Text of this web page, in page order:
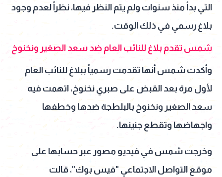
التي بدأ منذ سنوات ولم يتم النظر فيها، نظراً لعدم وجود
بلاغ رسمي في ذلك الوقت.
شمس تقدم بلاغ للنائب العام ضد سعد الصغير ونخنوخ
وأكدت شمس أنها تقدمت رسمياً ببلاغ للنائب العام
لأول مرة بعد القبض على صبري نخنوخ، اتهمت فيه
سعد الصغير ونخنوخ بالبلطجة ضدها وخطفها
واجهاضها وتقطع جنينها.
وخرجت شمس في فيديو مصور عبر حسابها على
موقع التواصل الاجتماعي "فيس بوك"، قالت